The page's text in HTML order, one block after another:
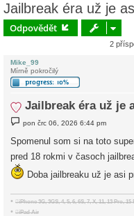
Jailbreak éra už je
Odpovědět
2
Mike_99
Mírně pokročilý
Jailbreak éra už je
s
ě
v
e
pon črc 06, 2026 6:44 pm
Spomenul som si na toto
pred 18 rokmi v časoch
Doba jailbreaku už je asi
• iPhone 3G, 3GS, 4, 5, 6, 6S, 7, X, 11, 13 Pro, 15
• iPad Air